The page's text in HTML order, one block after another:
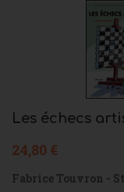
Les échecs
24,80 €
Fabrice Touvron -